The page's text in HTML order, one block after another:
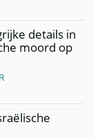
details in
moord op